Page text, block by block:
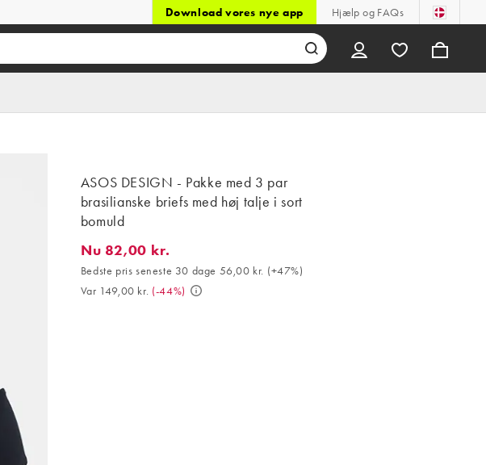
Download vores nye app Hjælp og FAQs
ASOS DESIGN - Pakke med 3 par
brasilianske briefs med høj talje i sort
bomuld
Nu 82,00 kr.. Bedste pris seneste 30 dage 56,00 kr. (+47%). Var 149,00
Nu 82,00 kr.
Bedste pris seneste 30 dage 56,00 kr. (+47%)
Var 149,00 kr. (-44%)